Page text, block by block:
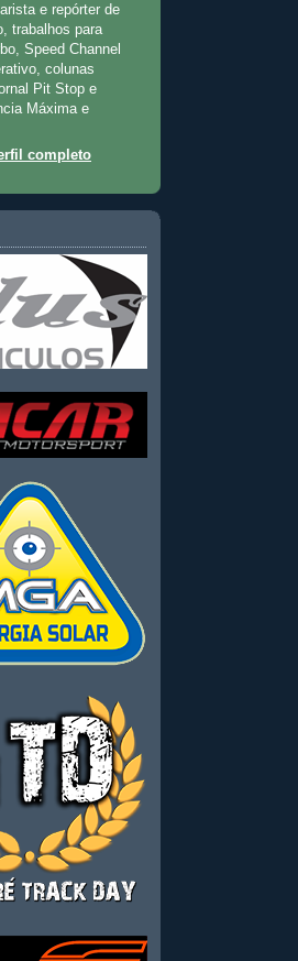
e repórter de
trabalhos para
Speed Channel
colunas
Pit Stop e
Máxima e
completo